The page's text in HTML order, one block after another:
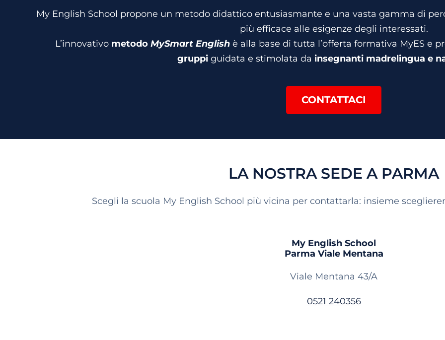
My English School propone un metodo didattico entusiasmante e una vasta gamma di
più efficace alle esigenze degli interessati.
L’innovativo metodo MySmart Englishè alla base di tutta l’offerta formativa MyES e
gruppi guidata e stimolata da insegnanti madrelingua e
CONTATTACI
LA NOSTRA SEDE A PARMA
Scegli la scuola My English School più vicina per contattarla: insieme
My English School
Parma Viale Mentana
Viale Mentana 43/A
0521 240356